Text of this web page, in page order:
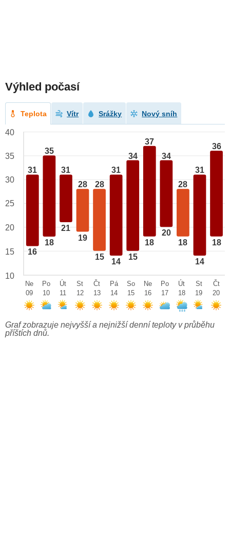
Výhled počasí
Teplota Vítr Srážky Nový sníh
31
16
35
18
31
21
28
19
28
15
31
14
34
15
37
18
34
20
28
18
31
14
36
18
40
35
30
25
20
15
10
Ne
09
Po
10
Út
11
St
12
Čt
13
Pá
14
So
15
Ne
16
Po
17
Út
18
St
19
Čt
20
Graf zobrazuje nejvyšší a nejnižší denní teploty v průběhu
příštích dnů.